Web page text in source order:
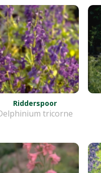
Ridderspoor
tricorne